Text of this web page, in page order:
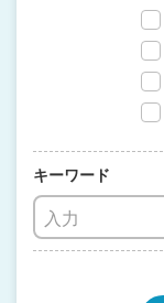
キーワード